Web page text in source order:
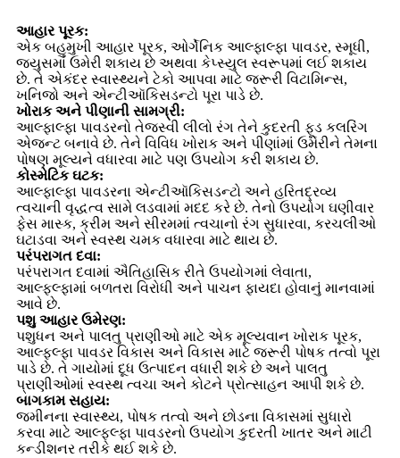
આહાર પૂરક:
એક બહુમુખી આહાર પૂરક, ઓર્ગેનિક આલ્ફાલ્ફા પાવડર, સ્મૂધી,
જ્યુસમાં ઉમેરી શકાય છે અથવા કેપ્સ્યુલ સ્વરૂપમાં લઈ શકાય
છે. તે એકંદર સ્વાસ્થ્યને ટેકો આપવા માટે જરૂરી વિટામિન્સ,
ખનિજો અને એન્ટીઑકિસડન્ટો પૂરા પાડે છે.
ખોરાક અને પીણાની સામગ્રી:
આલ્ફાલ્ફા પાવડરનો તેજસ્વી લીલો રંગ તેને કુદરતી ફૂડ કલરિંગ
એજન્ટ બનાવે છે. તેને વિવિધ ખોરાક અને પીણાંમાં ઉમેરીને તેમના
પોષણ મૂલ્યને વધારવા માટે પણ ઉપયોગ કરી શકાય છે.
કોસ્મેટિક ઘટક:
આલ્ફાલ્ફા પાવડરના એન્ટીઑકિસડન્ટો અને હરિતદ્રવ્ય
ત્વચાની વૃદ્ધત્વ સામે લડવામાં મદદ કરે છે. તેનો ઉપયોગ ઘણીવાર
ફેસ માસ્ક, ક્રીમ અને સીરમમાં ત્વચાનો રંગ સુધારવા, કરચલીઓ
ઘટાડવા અને સ્વસ્થ ચમક વધારવા માટે થાય છે.
પરંપરાગત દવા:
પરંપરાગત દવામાં ઐતિહાસિક રીતે ઉપયોગમાં લેવાતા,
આલ્ફલ્ફામાં બળતરા વિરોધી અને પાચન ફાયદા હોવાનું માનવામાં
આવે છે.
પશુ આહાર ઉમેરણ:
પશુધન અને પાલતુ પ્રાણીઓ માટે એક મૂલ્યવાન ખોરાક પૂરક,
આલ્ફલ્ફા પાવડર વિકાસ અને વિકાસ માટે જરૂરી પોષક તત્વો પૂરા
પાડે છે. તે ગાયોમાં દૂધ ઉત્પાદન વધારી શકે છે અને પાલતુ
પ્રાણીઓમાં સ્વસ્થ ત્વચા અને કોટને પ્રોત્સાહન આપી શકે છે.
બાગકામ સહાય:
જમીનના સ્વાસ્થ્ય, પોષક તત્વો અને છોડના વિકાસમાં સુધારો
કરવા માટે આલ્ફલ્ફા પાવડરનો ઉપયોગ કુદરતી ખાતર અને માટી
કન્ડીશનર તરીકે થઈ શકે છે.